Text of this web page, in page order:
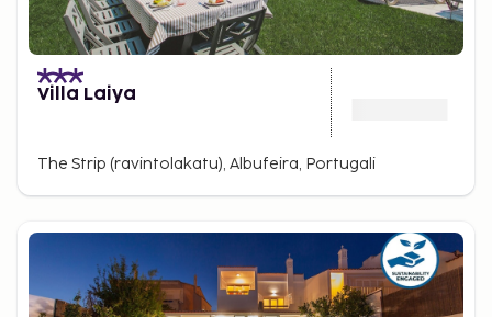
Villa Laiya
The Strip (ravintolakatu), Albufeira, Portugali